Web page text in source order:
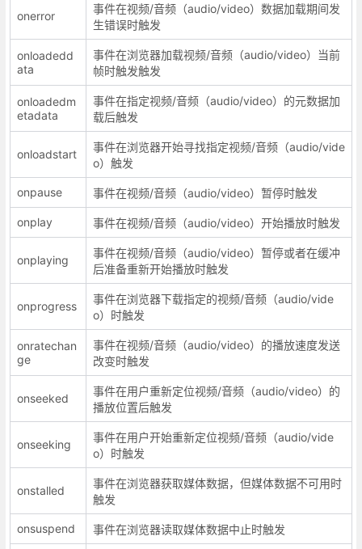
onerror
事件在视频/音频（audio/video）数据加载期间发
生错误时触发
onloadedd
ata
事件在浏览器加载视频/音频（audio/video）当前
帧时触发触发
onloadedm
etadata
事件在指定视频/音频（audio/video）的元数据加
载后触发
onloadstart
事件在浏览器开始寻找指定视频/音频（audio/vide
o）触发
onpause 事件在视频/音频（audio/video）暂停时触发
onplay 事件在视频/音频（audio/video）开始播放时触发
onplaying
事件在视频/音频（audio/video）暂停或者在缓冲
后准备重新开始播放时触发
onprogress
事件在浏览器下载指定的视频/音频（audio/vide
o）时触发
onratechan
ge
事件在视频/音频（audio/video）的播放速度发送
改变时触发
onseeked
事件在用户重新定位视频/音频（audio/video）的
播放位置后触发
onseeking
事件在用户开始重新定位视频/音频（audio/vide
o）时触发
onstalled
事件在浏览器获取媒体数据，但媒体数据不可用时
触发
onsuspend 事件在浏览器读取媒体数据中止时触发